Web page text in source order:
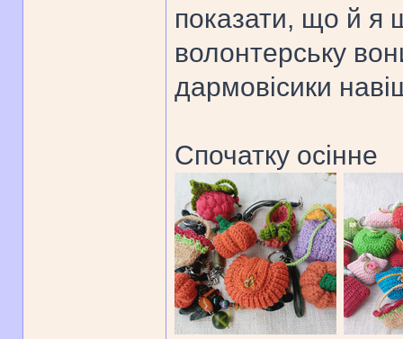
показати, що й я
волонтерську
дармовісики
Спочатку осінне